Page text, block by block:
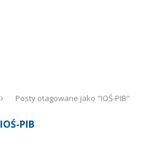
Posty otagowane jako "IOŚ-PIB"
IOŚ-PIB